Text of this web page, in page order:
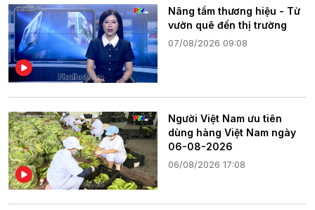
Nâng tầm thương hiệu - Từ
vườn quê đến thị trường
07/08/2026 09:08
Người Việt Nam ưu tiên
dùng hàng Việt Nam ngày
06-08-2026
06/08/2026 17:08